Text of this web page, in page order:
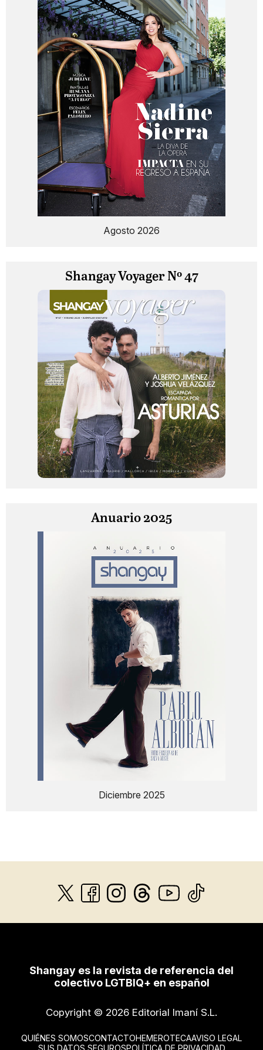
Agosto 2026
Shangay Voyager Nº 47
Anuario 2025
Diciembre 2025
Shangay es la revista de referencia del
colectivo LGTBIQ+ en español
Copyright © 2026 Editorial Imaní S.L.
QUIÉNES SOMOSCONTACTOHEMEROTECAAVISO LEGAL
SUS DATOS SEGUROSPOLÍTICA DE PRIVACIDAD